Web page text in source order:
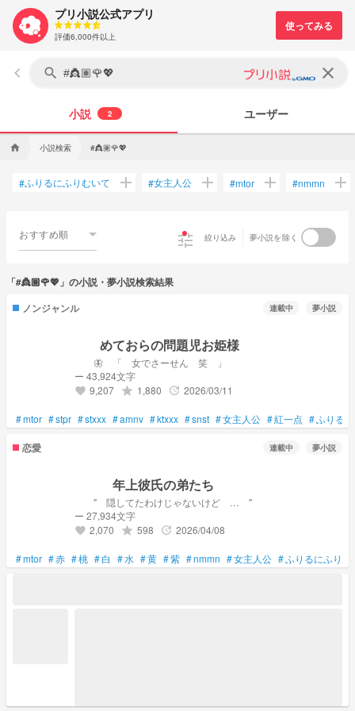
プリ小説公式アプリ
評価6,000件以上
keyboard_arrow_left search clear
小説 2 ユーザー
home 小説検索 #👸🏽🌹💖
#ふりるにふりむいて add #女主人公 add #mtor add #nmmn add
おすすめ順 tune 絞り込み 夢小説を除く
「#👸🏽🌹💖」の小説・夢小説検索結果
ノンジャンル
連載中 夢小説
めておらの問題児お姫様
‪🦋 「 女でさーせん 笑 」
ー 43,924文字
favorite 9,207 grade 1,880 update 2026/03/11
#mtor #stpr #stxxx #amnv #ktxxx #snst #女主人公 #紅一点 #ふりる
恋愛 連載中 夢小説
年上彼氏の弟たち
" 隠してたわけじゃないけど … "
ー 27,934文字
favorite 2,070 grade 598 update 2026/04/08
#mtor #赤 #桃 #白 #水 #黄 #紫 #nmmn #女主人公 #ふりるにふりむ